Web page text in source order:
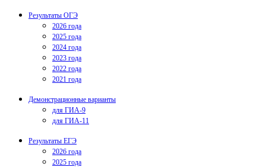
Результаты ОГЭ
2026 года
2025 года
2024 года
2023 года
2022 года
2021 года
Демонстрационные варианты
для ГИА-9
для ГИА-11
Результаты ЕГЭ
2026 года
2025 года